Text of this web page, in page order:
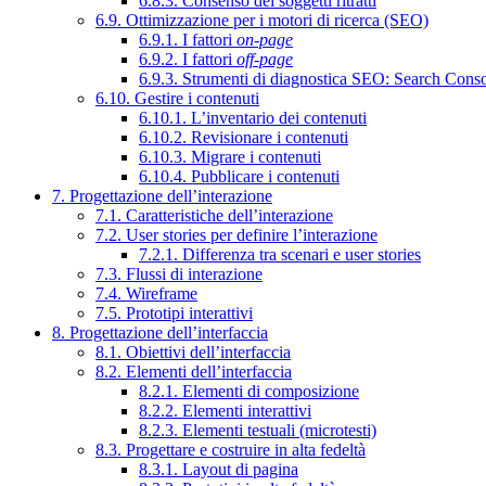
6.9. Ottimizzazione per i motori di ricerca (SEO)
6.9.1. I fattori on-page
6.9.2. I fattori off-page
6.9.3. Strumenti di diagnostica SEO: Search
6.10. Gestire i contenuti
6.10.1. L’inventario dei contenuti
6.10.2. Revisionare i contenuti
6.10.3. Migrare i contenuti
6.10.4. Pubblicare i contenuti
7. Progettazione dell’interazione
7.1. Caratteristiche dell’interazione
7.2. User stories per definire l’interazione
7.2.1. Differenza tra scenari e user stories
7.3. Flussi di interazione
7.4. Wireframe
7.5. Prototipi interattivi
8. Progettazione dell’interfaccia
8.1. Obiettivi dell’interfaccia
8.2. Elementi dell’interfaccia
8.2.1. Elementi di composizione
8.2.2. Elementi interattivi
8.2.3. Elementi testuali (microtesti)
8.3. Progettare e costruire in alta fedeltà
8.3.1. Layout di pagina